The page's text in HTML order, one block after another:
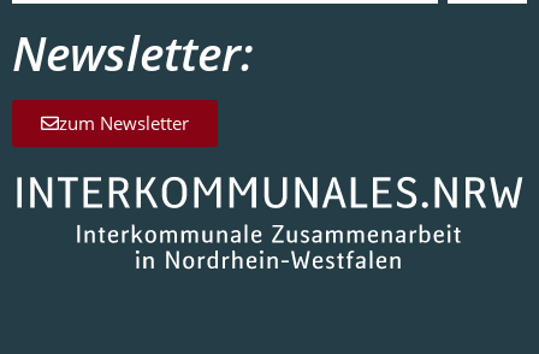
Newsletter:
zum Newsletter